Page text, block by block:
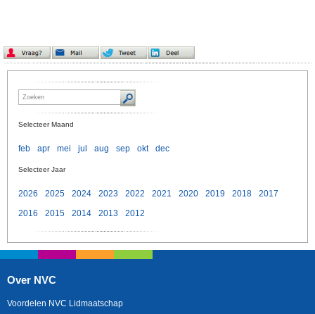
Selecteer Maand
feb apr mei jul aug sep okt dec
Selecteer Jaar
2026 2025 2024 2023 2022 2021 2020 2019 2018
2017
2016
2015 2014 2013 2012
Over NVC
Voordelen NVC Lidmaatschap